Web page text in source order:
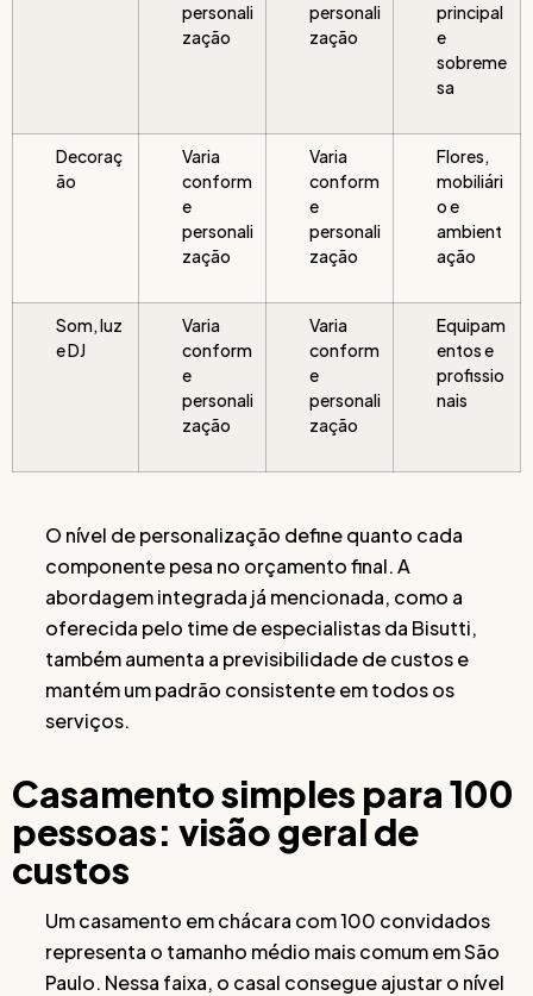
personali
zação
personali
zação
principal
e
sobreme
sa
Decoraç
ão
Varia
conform
e
personali
zação
Varia
conform
e
personali
zação
Flores,
mobiliári
o e
ambient
ação
Som, luz
e DJ
Varia
conform
e
personali
zação
Varia
conform
e
personali
zação
Equipam
entos e
profissio
nais
O nível de personalização define quanto cada
componente pesa no orçamento final. A
abordagem integrada já mencionada, como a
oferecida pelo time de especialistas da Bisutti,
também aumenta a previsibilidade de custos e
mantém um padrão consistente em todos os
serviços.
Casamento simples para 100
pessoas: visão geral de
custos
Um casamento em chácara com 100 convidados
representa o tamanho médio mais comum em São
Paulo. Nessa faixa, o casal consegue ajustar o nível